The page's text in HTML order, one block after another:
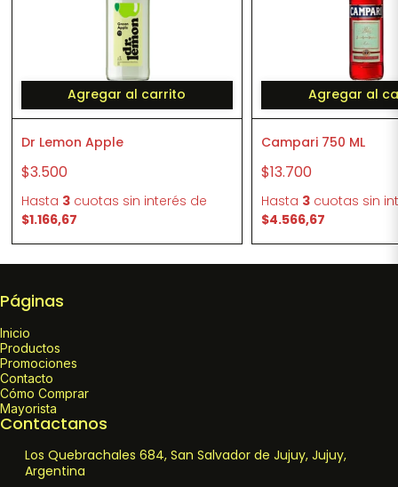
Agregar al carrito
Dr Lemon Apple
$3.500
Hasta 3cuotas sin interés de
$1.166,67
Agregar al
Campari 750 ML
$13.700
Hasta 3 cuotas sin
$4.566,67
Páginas
Inicio
Productos
Promociones
Contacto
Cómo Comprar
Mayorista
Contactanos
Los Quebrachales 684, San Salvador de Jujuy, Jujuy,
Argentina